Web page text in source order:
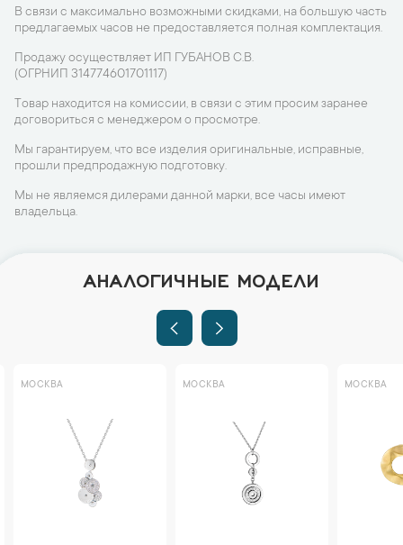
В связи с максимально возможными скидками, на большую часть
предлагаемых часов не предоставляется полная комплектация.
Продажу осуществляет ИП ГУБАНОВ С.В.
(ОГРНИП 314774601701117)
Товар находится на комиссии, в связи с этим просим заранее
договориться с менеджером о просмотре.
Мы гарантируем, что все изделия оригинальные, исправные,
прошли предпродажную подготовку.
Мы не являемся дилерами данной марки, все часы имеют
владельца.
АНАЛОГИЧНЫЕ МОДЕЛИ
МОСКВА МОСКВА МОСКВА